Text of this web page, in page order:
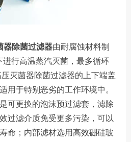
器除菌过滤器由耐腐蚀材料制
行高温蒸汽灭菌，最多循环
灭菌器除菌过滤器的上下端盖
用于特别恶劣的工作环境中。
可更换的泡沫预过滤套，滤除
过滤介质免受更多污染，可以
命；内部滤材选用高效硼硅玻